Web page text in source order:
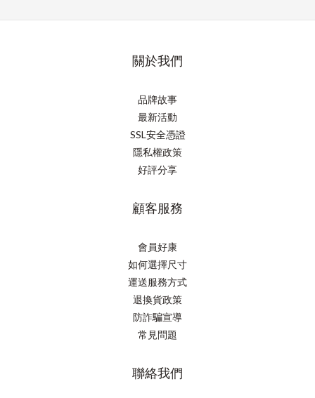
關於我們
品牌故事
最新活動
SSL安全憑證
隱私權政策
好評分享
顧客服務
會員好康
如何選擇尺寸
運送服務方式
退換貨政策
防詐騙宣導
常見問題
聯絡我們